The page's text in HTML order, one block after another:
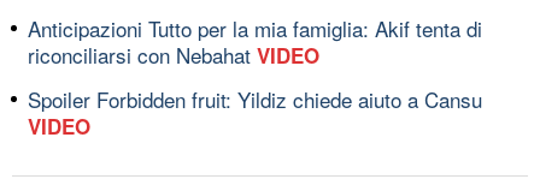
Anticipazioni Tutto per la mia famiglia: Akif tenta di
riconciliarsi con Nebahat VIDEO
Spoiler Forbidden fruit: Yildiz chiede aiuto a Cansu
VIDEO